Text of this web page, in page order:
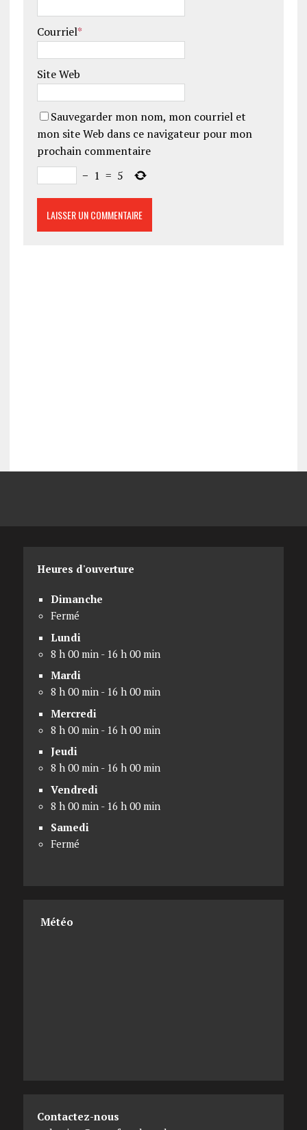
Courriel*
Site Web
Sauvegarder mon nom, mon courriel et
mon site Web dans ce navigateur pour mon
prochain commentaire
− 1 = 5
Heures d'ouverture
Dimanche
Fermé
Lundi
8 h 00 min - 16 h 00 min
Mardi
8 h 00 min - 16 h 00 min
Mercredi
8 h 00 min - 16 h 00 min
Jeudi
8 h 00 min - 16 h 00 min
Vendredi
8 h 00 min - 16 h 00 min
Samedi
Fermé
Météo
Contactez-nous